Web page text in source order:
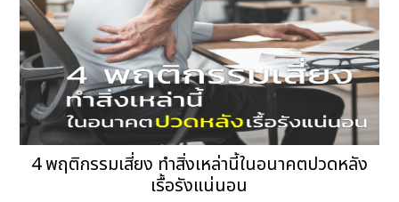
4 พฤติกรรมเสี่ยง ทำสิ่งเหล่านี้ในอนาคตปวดหลัง
เรื้อรังแน่นอน